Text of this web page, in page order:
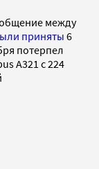
между
приняты 6
потерпел
A321 с 224